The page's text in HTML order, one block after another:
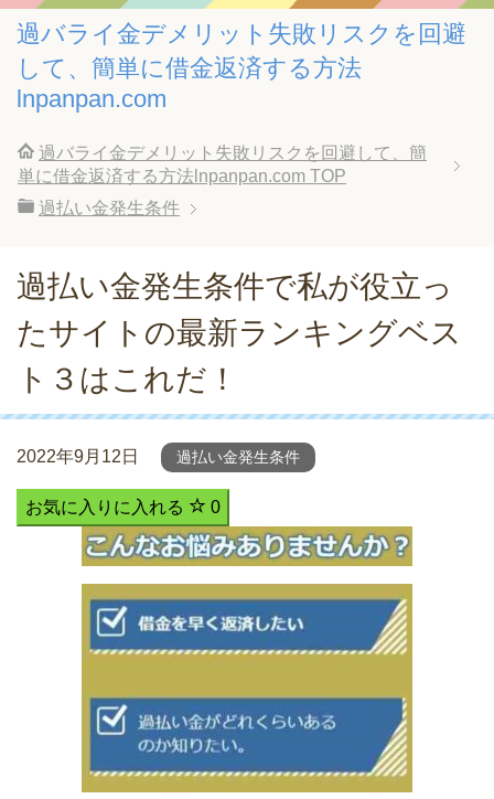
過バライ金デメリット失敗リスクを回避
して、簡単に借金返済する方法
lnpanpan.com
過バライ金デメリット失敗リスクを回避して、簡
単に借金返済する方法lnpanpan.com TOP
過払い金発生条件
過払い金発生条件で私が役立っ
たサイトの最新ランキングベス
ト３はこれだ！
2022年9月12日 過払い金発生条件
お気に入りに入れる 0